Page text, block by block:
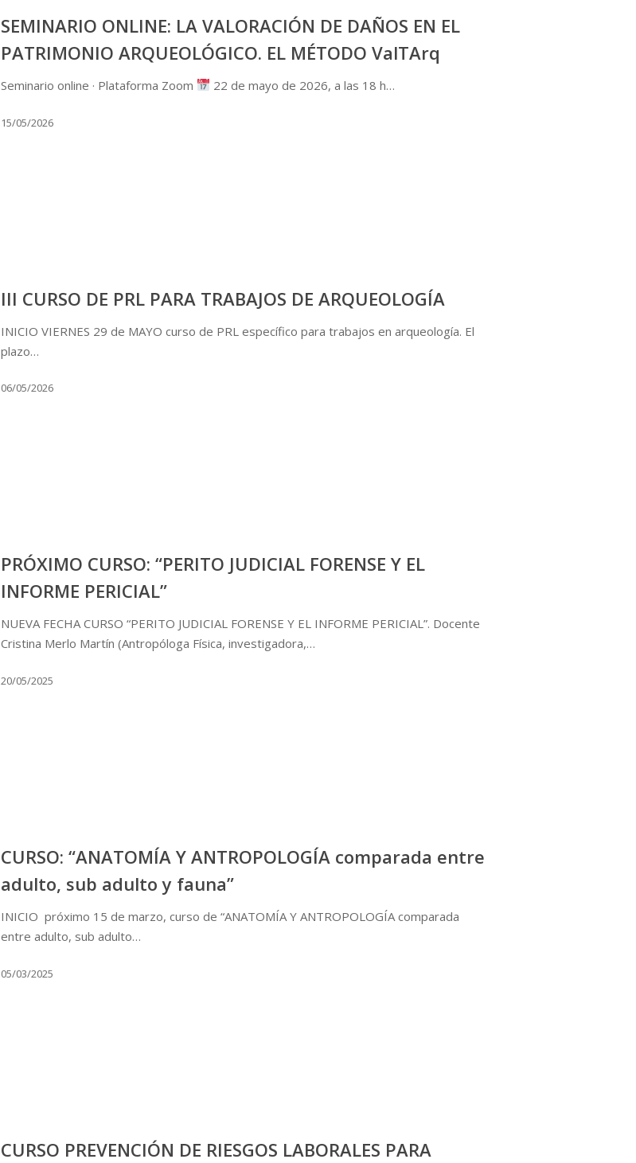
SEMINARIO ONLINE: LA VALORACIÓN DE DAÑOS EN EL
PATRIMONIO ARQUEOLÓGICO. EL MÉTODO ValTArq
Seminario online · Plataforma Zoom 22 de mayo de 2026, a las 18 h…
15/05/2026
III CURSO DE PRL PARA TRABAJOS DE ARQUEOLOGÍA
INICIO VIERNES 29 de MAYO curso de PRL específico para trabajos en arqueología. El
plazo…
06/05/2026
PRÓXIMO CURSO: “PERITO JUDICIAL FORENSE Y EL
INFORME PERICIAL”
NUEVA FECHA CURSO “PERITO JUDICIAL FORENSE Y EL INFORME PERICIAL”. Docente
Cristina Merlo Martín (Antropóloga Física, investigadora,…
20/05/2025
CURSO: “ANATOMÍA Y ANTROPOLOGÍA comparada entre
adulto, sub adulto y fauna”
INICIO próximo 15 de marzo, curso de “ANATOMÍA Y ANTROPOLOGÍA comparada
entre adulto, sub adulto…
05/03/2025
CURSO PREVENCIÓN DE RIESGOS LABORALES PARA